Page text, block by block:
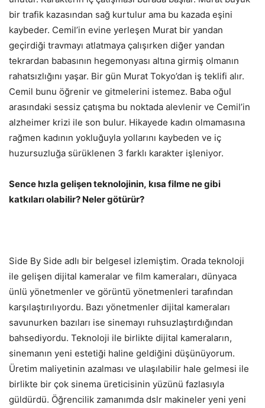
bir trafik kazasından sağ kurtulur ama bu kazada eşini
kaybeder. Cemil’in evine yerleşen Murat bir yandan
geçirdiği travmayı atlatmaya çalışırken diğer yandan
tekrardan babasının hegemonyası altına girmiş olmanın
rahatsızlığını yaşar. Bir gün Murat Tokyo’dan iş teklifi alır.
Cemil bunu öğrenir ve gitmelerini istemez. Baba oğul
arasındaki sessiz çatışma bu noktada alevlenir ve Cemil’in
alzheimer krizi ile son bulur. Hikayede kadın olmamasına
rağmen kadının yokluğuyla yollarını kaybeden ve iç
huzursuzluğa sürüklenen 3 farklı karakter işleniyor.
Sence hızla gelişen teknolojinin, kısa filme ne gibi
katkıları olabilir? Neler götürür?
Side By Side adlı bir belgesel izlemiştim. Orada teknoloji
ile gelişen dijital kameralar ve film kameraları, dünyaca
ünlü yönetmenler ve görüntü yönetmenleri tarafından
karşılaştırılıyordu. Bazı yönetmenler dijital kameraları
savunurken bazıları ise sinemayı ruhsuzlaştırdığından
bahsediyordu. Teknoloji ile birlikte dijital kameraların,
sinemanın yeni estetiği haline geldiğini düşünüyorum.
Üretim maliyetinin azalması ve ulaşılabilir hale gelmesi ile
birlikte bir çok sinema üreticisinin yüzünü fazlasıyla
güldürdü. Öğrencilik zamanımda dslr makineler yeni yeni